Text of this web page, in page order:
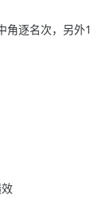
逐名次，另外